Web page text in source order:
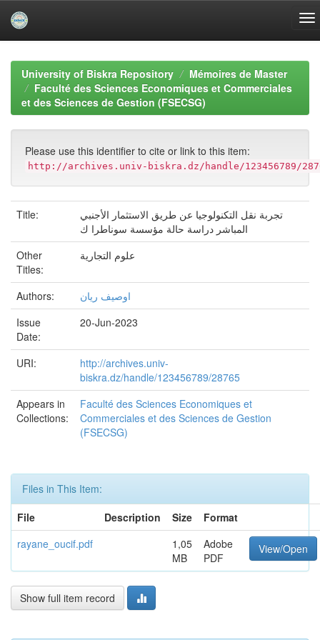
navigationUniversity of Biskra Repository
Mémoires de Master
Faculté des Sciences Economiques et Commerciales
et des Sciences de Gestion (FSECSG)
Please use this identifier to cite or link to this item:
http://archives.univ-biskra.dz/handle/123456789/
Title:
تجربة نقل التكنولوجيا عن طريق الاستثمار الأجنبي
المباشر دراسة حالة مؤسسة سوناطرا ك
Other
Titles:
علوم التجارية
Authors:
اوصيف ريان
Issue
Date:
20-Jun-2023
URI:
http://archives.univ-
biskra.dz/handle/123456789/28765
Appears in
Collections:
Faculté des Sciences Economiques et
Commerciales et des Sciences de Gestion
(FSECSG)
Files in This Item:
File
Description Size
Format
rayane_oucif.pdf
1,05
MB
Adobe
PDF
View/Open
Show full item record